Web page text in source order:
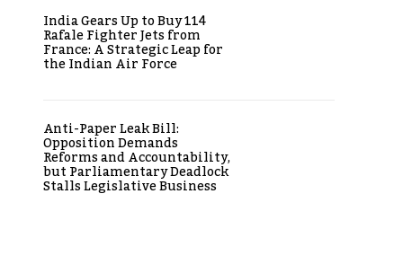
India Gears Up to Buy 114
Rafale Fighter Jets from
France: A Strategic Leap for
the Indian Air Force
Anti-Paper Leak Bill:
Opposition Demands
Reforms and Accountability,
but Parliamentary Deadlock
Stalls Legislative Business